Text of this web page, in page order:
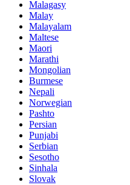
Malagasy
Malay
Malayalam
Maltese
Maori
Marathi
Mongolian
Burmese
Nepali
Norwegian
Pashto
Persian
Punjabi
Serbian
Sesotho
Sinhala
Slovak